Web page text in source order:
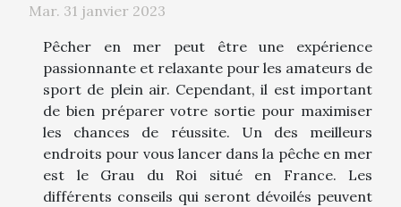
Mar. 31 janvier 2023
Pêcher en mer peut être une expérience
passionnante et relaxante pour les amateurs de
sport de plein air. Cependant, il est important
de bien préparer votre sortie pour maximiser
les chances de réussite. Un des meilleurs
endroits pour vous lancer dans la pêche en mer
est le Grau du Roi situé en France. Les
différents conseils qui seront dévoilés peuvent